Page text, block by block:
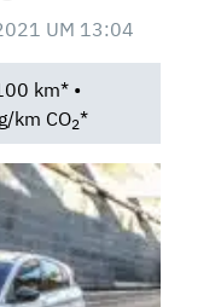
2021 UM 13:04
km* •
km CO2*